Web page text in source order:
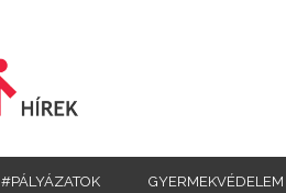
#PÁLYÁZATOK GYERMEKVÉDELEM